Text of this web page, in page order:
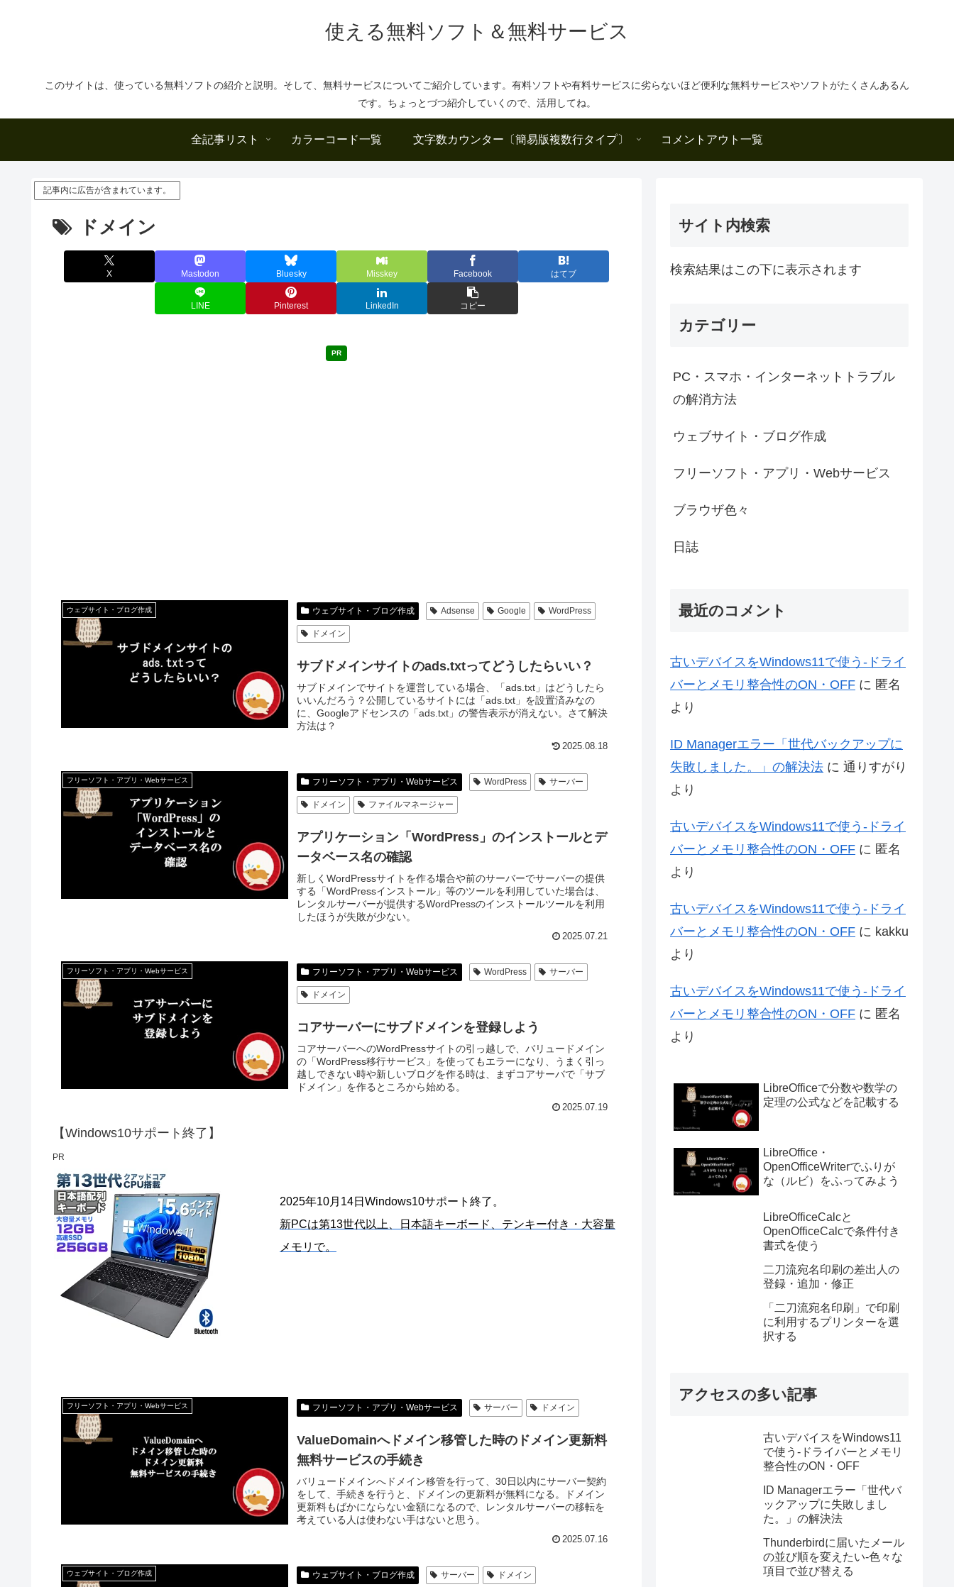
使える無料ソフト＆無料サービス
このサイトは、使っている無料ソフトの紹介と説明。そして、無料サービスについてご紹介しています。有料ソフトや有料サービスに劣らないほど便利な無料サービスやソフトがたくさんあるん
です。ちょっとづつ紹介していくので、活用してね。
全記事リスト カラーコード一覧 文字数カウンター〔簡易版複数行タイプ〕 コメントアウト一覧
記事内に広告が含まれています。
ドメイン
X Mastodon Bluesky Misskey Facebook はてブ
LINE Pinterest LinkedIn コピー
PR
ウェブサイト・ブログ作成 ウェブサイト・ブログ作成 Adsense Google WordPress
ドメイン
サブドメインサイトのads.txtってどうしたらいい？
サブドメインでサイトを運営している場合、「ads.txt」はどうしたら
いいんだろう？公開しているサイトには「ads.txt」を設置済みなの
に、Googleアドセンスの「ads.txt」の警告表示が消えない。さて解決
方法は？
2025.08.18
フリーソフト・アプリ・Webサービス フリーソフト・アプリ・Webサービス WordPress サーバー
ドメイン ファイルマネージャー
アプリケーション「WordPress」のインストールとデ
ータベース名の確認
新しくWordPressサイトを作る場合や前のサーバーでサーバーの提供
する「WordPressインストール」等のツールを利用していた場合は、
レンタルサーバーが提供するWordPressのインストールツールを利用
したほうが失敗が少ない。
2025.07.21
フリーソフト・アプリ・Webサービス フリーソフト・アプリ・Webサービス WordPress サーバー
ドメイン
コアサーバーにサブドメインを登録しよう
コアサーバーへのWordPressサイトの引っ越しで、バリュードメイン
の「WordPress移行サービス」を使ってもエラーになり、うまく引っ
越しできない時や新しいブログを作る時は、まずコアサーバで「サブ
ドメイン」を作るところから始める。
2025.07.19
【Windows10サポート終了】
PR
2025年10月14日Windows10サポート終了。
新PCは第13世代以上、日本語キーボード、テンキー付き・大容量
メモリで。
フリーソフト・アプリ・Webサービス フリーソフト・アプリ・Webサービス サーバー ドメイン
ValueDomainへドメイン移管した時のドメイン更新料
無料サービスの手続き
バリュードメインへドメイン移管を行って、30日以内にサーバー契約
をして、手続きを行うと、ドメインの更新料が無料になる。ドメイン
更新料もばかにならない金額になるので、レンタルサーバーの移転を
考えている人は使わない手はないと思う。
2025.07.16
ウェブサイト・ブログ作成 ウェブサイト・ブログ作成 サーバー ドメイン
サイト内検索
検索結果はこの下に表示されます
カテゴリー
PC・スマホ・インターネットトラブル
の解消方法
ウェブサイト・ブログ作成
フリーソフト・アプリ・Webサービス
ブラウザ色々
日誌
最近のコメント
古いデバイスをWindows11で使う-ドライ
バーとメモリ整合性のON・OFF に 匿名
より
ID Managerエラー「世代バックアップに
失敗しました。」の解決法 に 通りすがり
より
古いデバイスをWindows11で使う-ドライ
バーとメモリ整合性のON・OFF に 匿名
より
古いデバイスをWindows11で使う-ドライ
バーとメモリ整合性のON・OFF に kakku
より
古いデバイスをWindows11で使う-ドライ
バーとメモリ整合性のON・OFF に 匿名
より
LibreOfficeで分数や数学の
定理の公式などを記載する
LibreOffice・
OpenOfficeWriterでふりが
な（ルビ）をふってみよう
LibreOfficeCalcと
OpenOfficeCalcで条件付き
書式を使う
二刀流宛名印刷の差出人の
登録・追加・修正
「二刀流宛名印刷」で印刷
に利用するプリンターを選
択する
アクセスの多い記事
古いデバイスをWindows11
で使う-ドライバーとメモリ
整合性のON・OFF
ID Managerエラー「世代バ
ックアップに失敗しまし
た。」の解決法
Thunderbirdに届いたメール
の並び順を変えたい-色々な
項目で並び替える